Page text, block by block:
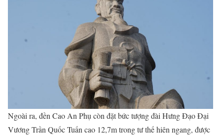
Ngoài ra, đền Cao An Phụ còn đặt bức tượng đài Hưng Đạo Đại
Vương Trần Quốc Tuấn cao 12,7m trong tư thế hiên ngang, được